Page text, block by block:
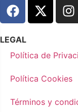
LEGAL
Política de
Política Cookies
Términos y